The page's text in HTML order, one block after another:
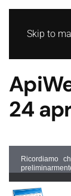
Skip to
24
Ricordiamo